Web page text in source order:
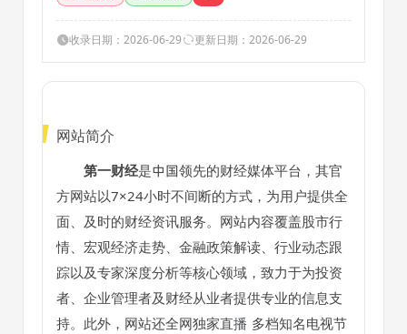
股市、公司与行业、解
码财商、头脑风暴等第
一财经电视节目。
收录日期：2026-06-29 更新日期：2026-06-29
网站简介
第一财经是中国领先的财经媒体平台，其官
方网站以7×24小时不间断的方式，为用户提供全
面、及时的财经资讯服务。网站内容覆盖股市行
情、宏观经济走势、金融政策解读、行业动态跟
踪以及专家深度分析等核心领域，致力于为投资
者、企业管理者及财经从业者提供专业的信息支
持。此外，网站还全网独家直播 多档知名电视节